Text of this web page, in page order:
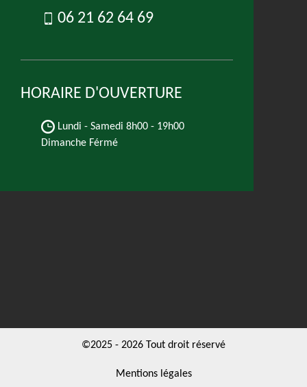
06 21 62 64 69
HORAIRE D'OUVERTURE
Lundi - Samedi 8h00 - 19h00
Dimanche Férmé
©2025 - 2026 Tout droit réservé
Mentions légales